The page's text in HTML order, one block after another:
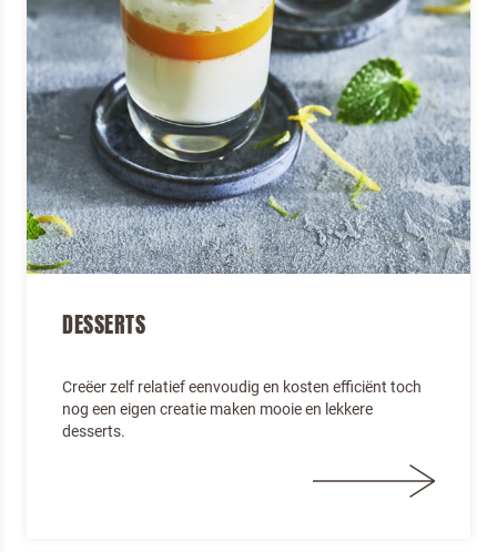
DESSERTS
Creëer zelf relatief eenvoudig en kosten efficiënt toch
nog een eigen creatie maken mooie en lekkere
desserts.